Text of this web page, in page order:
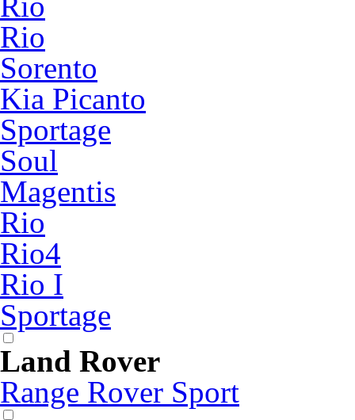
Rio
Sorento
Kia Picanto
Sportage
Soul
Magentis
Rio
Rio4
Rio I
Sportage
Land Rover
Range Rover Sport